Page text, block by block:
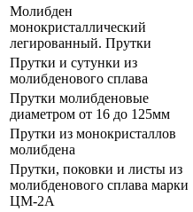
Молибден
монокристаллический
легированный. Прутки
Прутки и сутунки из
молибденового сплава
Прутки молибденовые
диаметром от 16 до 125мм
Прутки из монокристаллов
молибдена
Прутки, поковки и листы из
молибденового сплава марки
ЦМ-2А